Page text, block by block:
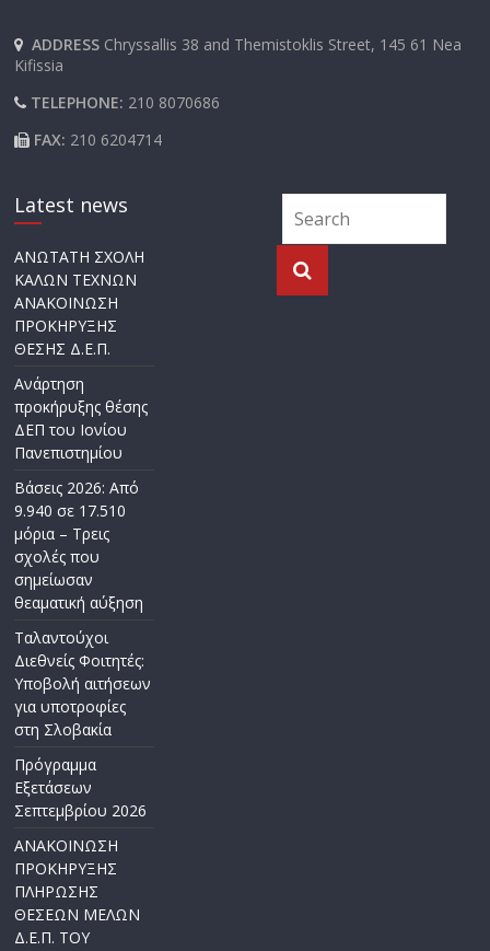
ADDRESS Chryssallis 38 and Themistoklis Street, 145 61 Nea
Kifissia
TELEPHONE: 210 8070686
FAX: 210 6204714
Latest news
ΑΝΩΤΑΤΗ ΣΧΟΛΗ
ΚΑΛΩΝ ΤΕΧΝΩΝ
ΑΝΑΚΟΙΝΩΣΗ
ΠΡΟΚΗΡΥΞΗΣ
ΘΕΣΗΣ Δ.Ε.Π.
Ανάρτηση
προκήρυξης θέσης
ΔΕΠ του Ιονίου
Πανεπιστημίου
Βάσεις 2026: Από
9.940 σε 17.510
μόρια – Τρεις
σχολές που
σημείωσαν
θεαματική αύξηση
Ταλαντούχοι
Διεθνείς Φοιτητές:
Υποβολή αιτήσεων
για υποτροφίες
στη Σλοβακία
Πρόγραμμα
Εξετάσεων
Σεπτεμβρίου 2026
ΑΝΑΚΟΙΝΩΣΗ
ΠΡΟΚΗΡΥΞΗΣ
ΠΛΗΡΩΣΗΣ
ΘΕΣΕΩΝ ΜΕΛΩΝ
Δ.Ε.Π. ΤΟΥ